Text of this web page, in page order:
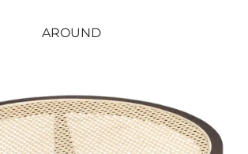
AROUND